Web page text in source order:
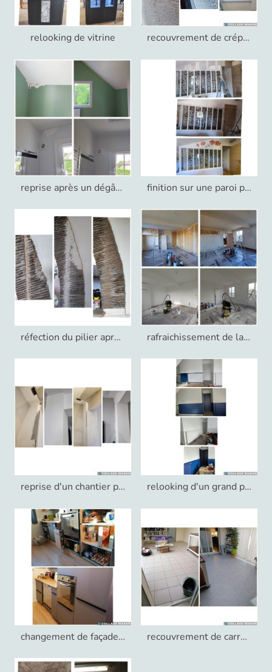
relooking de vitrine recouvrement de crépi pour pose de papier peint dans une cage d'escalier
reprise après un dégât des eaux finition sur une paroi placo
réfection du pilier après démontage d'un coffrage rafraichissement de la chambre principale dans une maison familiale
reprise d'un chantier placo relooking d'un grand palier
changement de façades de cuisine recouvrement de carrelage par des dalles pvc